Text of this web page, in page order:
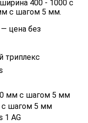
400 - 1000 с
с шагом 5 мм.
цена без
триплекс
мм с шагом 5 мм
с шагом 5 мм
1 AG